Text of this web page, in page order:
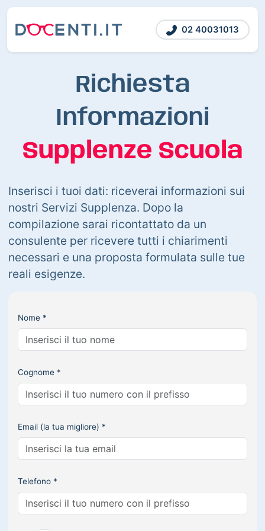
02 40031013
Richiesta
Informazioni
Supplenze Scuola
Inserisci i tuoi dati: riceverai informazioni sui
nostri Servizi Supplenza. Dopo la
compilazione sarai ricontattato da un
consulente per ricevere tutti i chiarimenti
necessari e una proposta formulata sulle tue
reali esigenze.
Nome *
Cognome *
Email (la tua migliore) *
Telefono *